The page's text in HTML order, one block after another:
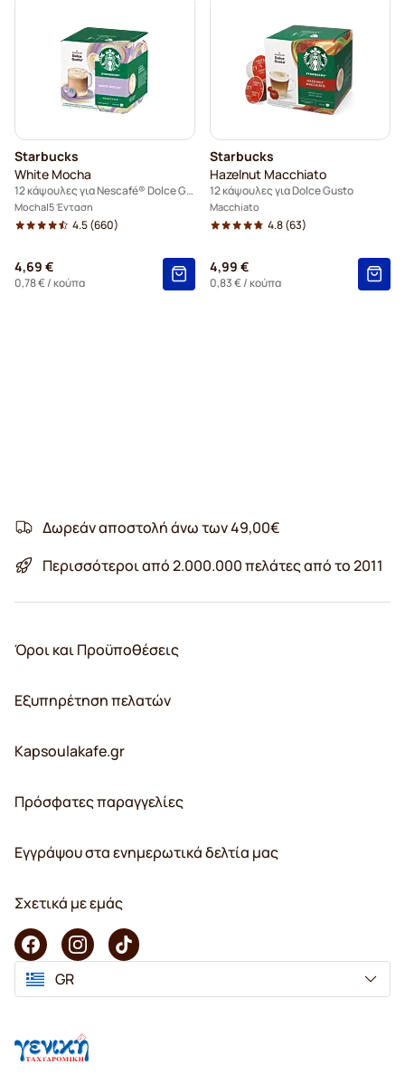
Starbucks
White Mocha
12 κάψουλες για Nescafé® Dolce Gusto
Mocha 5 Ένταση
4.5(660)
4,69 €
0,78 €/ κούπα
Starbucks
Hazelnut Macchiato
12 κάψουλες για Dolce Gusto
Macchiato
4.8(63)
4,99 €
0,83 €/ κούπα
Δωρεάν αποστολή άνω των 49,00€
Περισσότεροι από 2.000.000 πελάτες από το 2011
Όροι και Προϋποθέσεις
Εξυπηρέτηση πελατών
Kapsoulakafe.gr
Πρόσφατες παραγγελίες
Εγγράψου στα ενημερωτικά δελτία μας
Σχετικά με εμάς
GR